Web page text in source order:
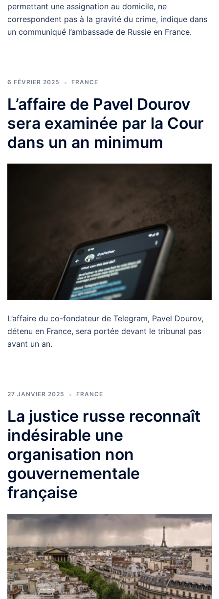
permettant une assignation au domicile, ne
correspondent pas à la gravité du crime, indique dans
un communiqué l’ambassade de Russie en France.
6 FÉVRIER 2025 FRANCE
L’affaire de Pavel Dourov
sera examinée par la Cour
dans un an minimum
L’affaire du co-fondateur de Telegram, Pavel Dourov,
détenu en France, sera portée devant le tribunal pas
avant un an.
27 JANVIER 2025 FRANCE
La justice russe reconnaît
indésirable une
organisation non
gouvernementale
française